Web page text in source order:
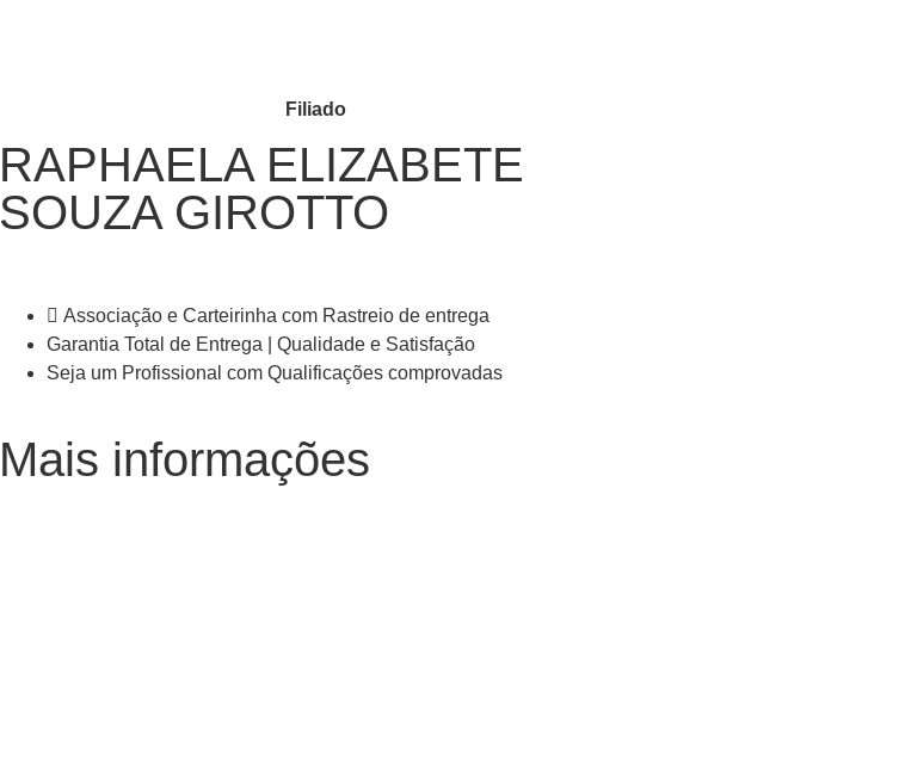
Filiado
RAPHAELA ELIZABETE
SOUZA GIROTTO
Associação e Carteirinha com Rastreio de entrega
Garantia Total de Entrega | Qualidade e Satisfação
Seja um Profissional com Qualificações comprovadas
Mais informações